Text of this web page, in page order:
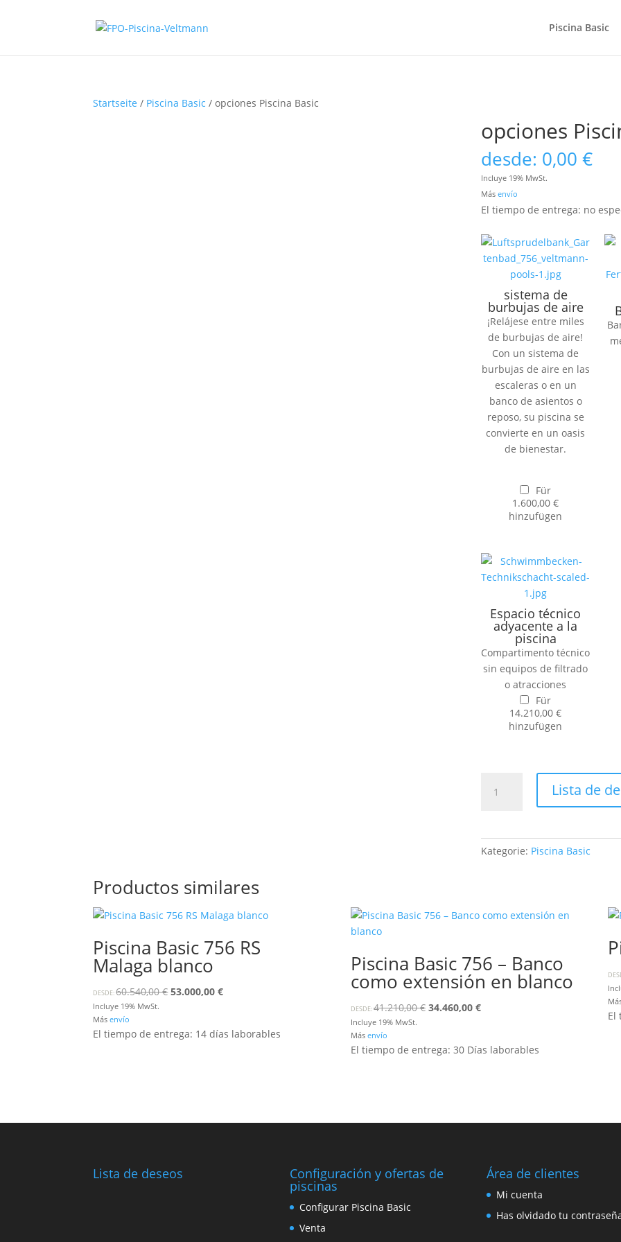
Piscina Basic
Startseite / Piscina Basic / opciones Piscina Basic
opciones
desde: 0,00 €
Incluye 19% MwSt.
Más envío
El tiempo de entrega: no
sistema de
burbujas de aire
¡Relájese entre miles
de burbujas de aire!
Con un sistema de
burbujas de aire en las
escaleras o en un
banco de asientos o
reposo, su piscina se
convierte en un oasis
de bienestar.
Für
1.600,00€
hinzufügen
Espacio técnico
adyacente a la
piscina
Compartimento técnico
sin equipos de filtrado
o atracciones
Für
14.210,00€
hinzufügen
Piscina
Lista de
Kategorie: Piscina Basic
Productos similares
Piscina Basic 756 RS
Malaga blanco
DESDE:60.540,00€ Ursprünglicher
60.540,00 €
53.000,00€Aktueller
53.000,00 €.
Incluye 19% MwSt.
Másenvío
El tiempo de entrega: 14 días laborables
Piscina Basic 756 – Banco
como extensión en blanco
DESDE:41.210,00€ Ursprünglicher
41.210,00 €
34.460,00 €Aktueller
34.460,00 €.
Incluye 19% MwSt.
Más envío
El tiempo de entrega: 30 Días laborables
El
Lista de deseos Configuración y ofertas de
piscinas
Configurar Piscina Basic
Venta
Área de clientes
Mi cuenta
Has olvidado tu